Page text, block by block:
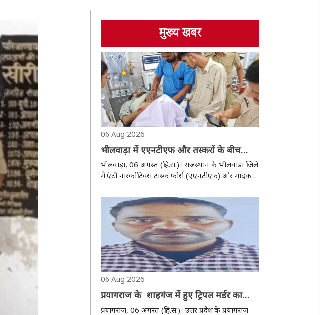
मुख्य खबर
06 Aug 2026
भीलवाड़ा में एएनटीएफ और तस्करों के बीच
मुठभेड़, जवाबी फायरिंग में तस्कर की मौत
भीलवाड़ा, 06 अगस्त (हि.स.)। राजस्थान के भीलवाड़ा जिले
में एंटी नारकोटिक्स टास्क फोर्स (एएनटीएफ) और मादक
पदार्थ तस्करों के बीच बुधवार देर रात हुई मुठभेड़ में एक
तस्कर की मौत हो गई, जबकि उसके एक साथी को
गिरफ्तार कर लिया गया। घटना पुर थाना क्षेत्र के ..
06 Aug 2026
प्रयागराज के शाहगंज में हुए ट्रिपल मर्डर का
खुलासा, मुठभेड़ में आरोपित गिरफ्तार
प्रयागराज, 06 अगस्त (हि.स.)। उत्तर प्रदेश के प्रयागराज